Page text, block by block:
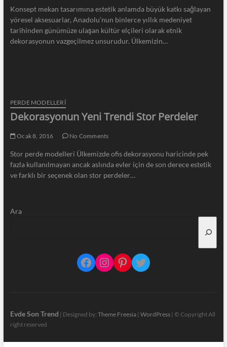
Konsept mekan tasarımına estetik anlamda büyük katkı sağlayan
yöresel aksesuarlar, Anadolu’nun binlerce yıllık medeniyet
tarihinden günümüze ulaşan kültür elçileri olarak etnik
dekorasyonun vazgeçilmez unsurudur. Ülkemizin…
PERDE MODELLERI
Dekorasyonun Yeni Trendi Stor Perdeler
Ocak 8, 2016 No Comments
Stor perde modelleri Ülkemizde ofis dekorasyonu haricinde pek
fazla kullanılmayan ancak aslında evler için de son derece estetik
ve farklı bir seçenek olan stor perdeler…
Ara
Facebook
Instagram
Pinterest
Twitter
Evde Son Trend | Designed by: Theme Freesia| WordPress| © Copyright All
right reserved